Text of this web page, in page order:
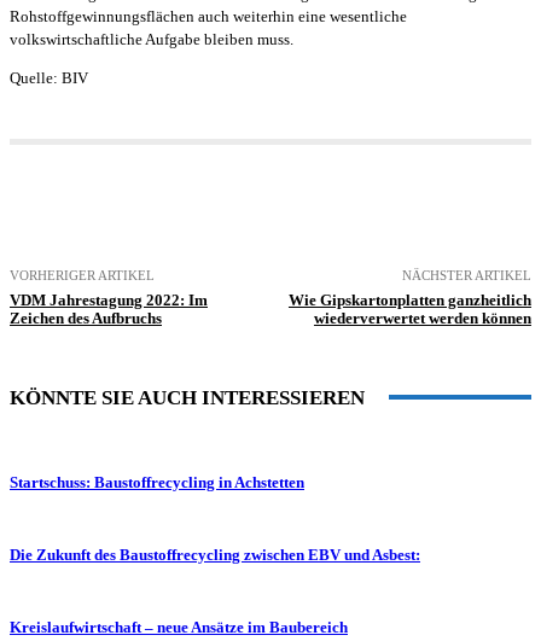
Rohstoffgewinnungsflächen auch weiterhin eine wesentliche
volkswirtschaftliche Aufgabe bleiben muss.
Quelle: BIV
VORHERIGER ARTIKEL
VDM Jahrestagung 2022: Im
Zeichen des Aufbruchs
NÄCHSTER ARTIKEL
Wie Gipskartonplatten ganzheitlich
wiederverwertet werden können
KÖNNTE SIE AUCH INTERESSIEREN
Startschuss: Baustoffrecycling in Achstetten
Die Zukunft des Baustoffrecycling zwischen EBV und Asbest:
Kreislaufwirtschaft – neue Ansätze im Baubereich